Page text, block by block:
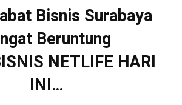
Bisnis Surabaya
Beruntung
NETLIFE HARI
INI…